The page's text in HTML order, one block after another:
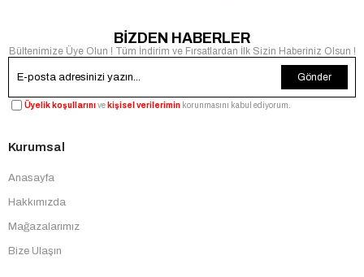
BİZDEN HABERLER
Bültenimize Üye Olun ! Tüm İndirim ve Fırsatlardan İlk Sizin Haberiniz Olsun !
Gönder
Üyelik koşullarınıve kişisel verilerimin korunmasını kabul ediyorum.
Kurumsal
Anasayfa
Hakkımızda
Mağazalarımız
Bize Ulaşın